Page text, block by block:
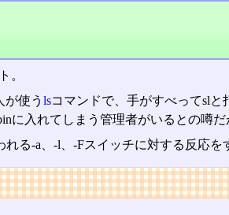
。
が使うlsコマンドで、手がすべってslと
binに入れてしまう管理者がいるとの
れる-a、-l、-Fスイッチに対する反応